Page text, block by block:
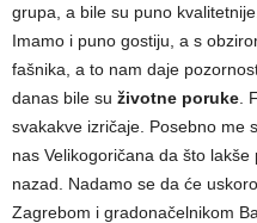
grupa, a bile su puno
Imamo i puno gostiju, a s
fašnika, a to nam daje
danas bile su životne poruke .
svakakve izričaje. Posebno me
nas Velikogoričana da što
nazad. Nadamo se da će
Zagrebom i gradonačelnikom